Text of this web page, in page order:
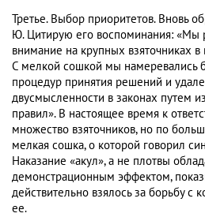
Третье. Выбор приоритетов. Вновь
Ю. Цитирую его воспоминания: «Мы
внимание на крупных взяточниках
С мелкой сошкой мы намеревались
процедур принятия решений и
двусмысленности в законах путем
правил». В настоящее время к
множество взяточников, но по
мелкая сошка, о которой говорил
Наказание «акул», а не плотвы
демонстрационным эффектом,
действительно взялось за борьбу с
ее.